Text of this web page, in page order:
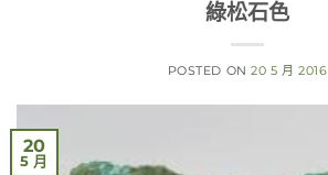
綠松石色
POSTED ON20 5 月 2016
20
5 月